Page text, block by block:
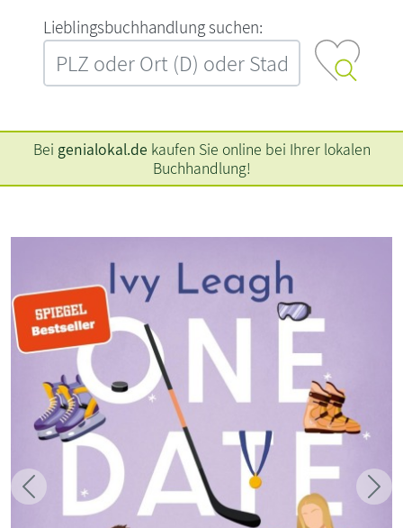
L‍i‍e‍b‍l‍i‍n‍g‍s‍b‍u‍c‍h‍h‍a‍n‍d‍l‍u‍n‍g‍ ‍s‍u‍c‍h‍e‍n‍:‍
Bei genialokal.de kaufen Sie online bei Ihrer lokalen
Buchhandlung!
Zurück